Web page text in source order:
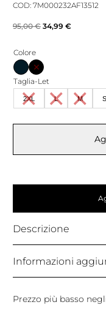
COD: 7M000232AF13512
95,00€ Il
originale
era:
95,00 €.
34,99 €Il
34,99 €.
Colore
Taglia-Let
2XL L M S
Descrizione
Informazioni
Prezzo più basso